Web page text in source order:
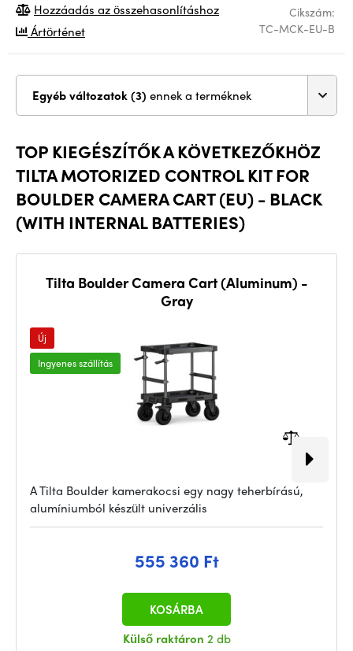
Cikszám:
TC-MCK-EU-B
Hozzáadás az összehasonlításhoz
Ártörténet
Egyéb változatok (3) ennek a terméknek
TOP KIEGÉSZÍTŐK A KÖVETKEZŐKHÖZ
TILTA MOTORIZED CONTROL KIT FOR
BOULDER CAMERA CART (EU) - BLACK
(WITH INTERNAL BATTERIES)
Tilta Boulder Camera Cart (Aluminum) -
Gray
Új
Ingyenes szállítás
A Tilta Boulder kamerakocsi egy nagy teherbírású,
alumíniumból készült univerzális
555 360 Ft
Külső raktáron 2 db
KOSÁRBA